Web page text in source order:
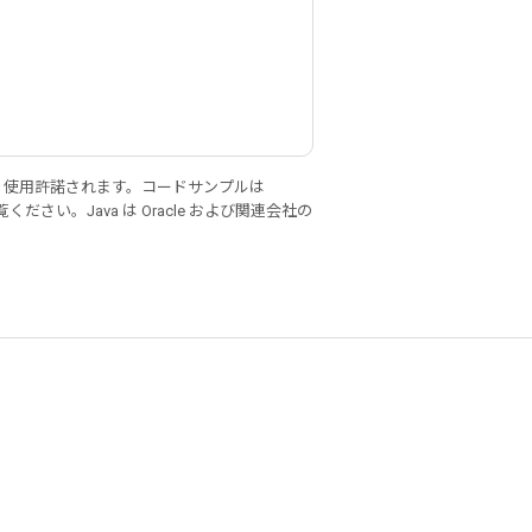
使用許諾されます。コードサンプルは
ください。Java は Oracle および関連会社の